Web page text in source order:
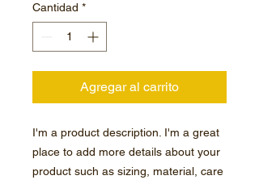
Cantidad *
Agregar al carrito
I'm a product description. I'm a great
place to add more details about your
product such as sizing, material, care